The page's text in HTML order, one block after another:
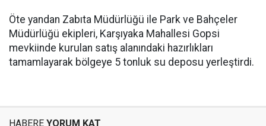
Öte yandan Zabıta Müdürlüğü ile Park ve Bahçeler
Müdürlüğü ekipleri, Karşıyaka Mahallesi Gopsi
mevkiinde kurulan satış alanındaki hazırlıkları
tamamlayarak bölgeye 5 tonluk su deposu yerleştirdi.
HABERE YORUM KAT